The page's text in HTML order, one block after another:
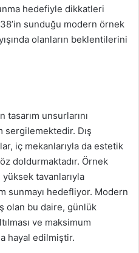
hedefiyle dikkatleri
sunduğu modern örnek
olanların beklentilerini
tasarım unsurlarını
sergilemektedir. Dış
iç mekanlarıyla da estetik
doldurmaktadır. Örnek
tavanlarıyla
sunmayı hedefliyor. Modern
olan bu daire, günlük
ve maksimum
hayal edilmiştir.